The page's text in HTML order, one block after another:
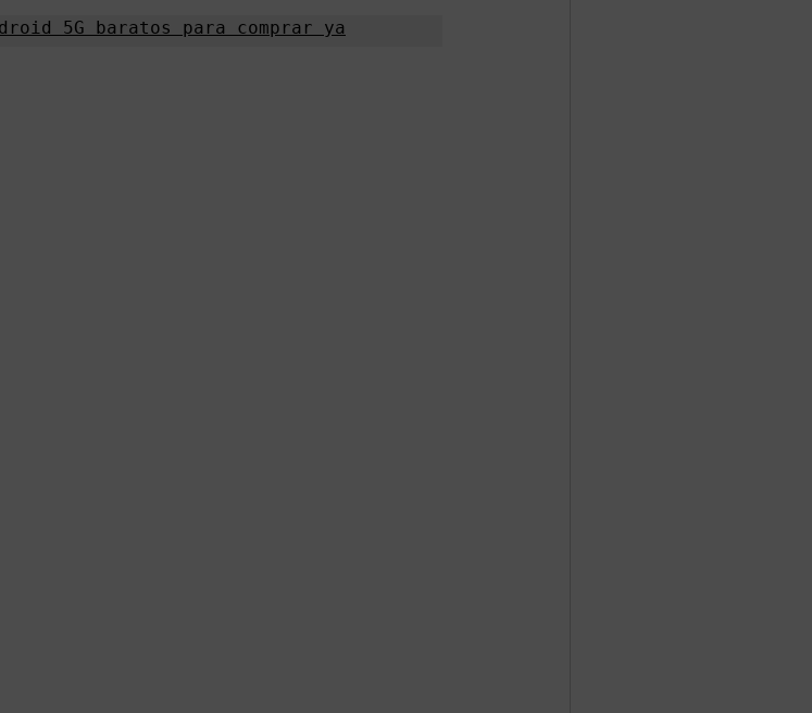
5G baratos para comprar ya